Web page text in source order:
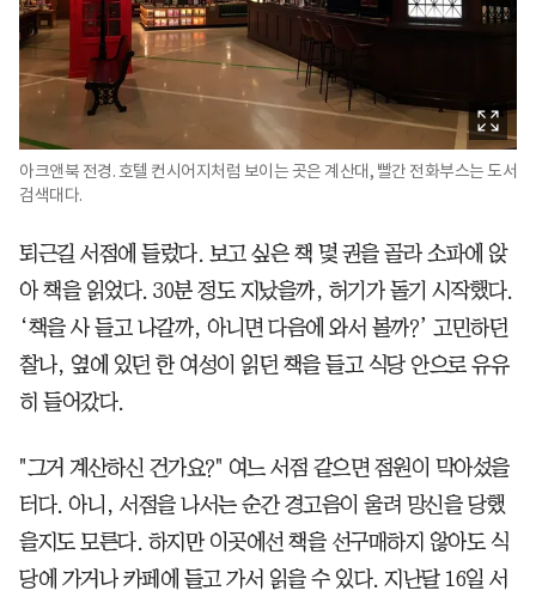
아크앤북 전경. 호텔 컨시어지처럼 보이는 곳은 계산대, 빨간 전화부스는 도서
검색대다.
퇴근길 서점에 들렀다. 보고 싶은 책 몇 권을 골라 소파에 앉
아 책을 읽었다. 30분 정도 지났을까, 허기가 돌기 시작했다.
‘책을 사 들고 나갈까, 아니면 다음에 와서 볼까?’ 고민하던
찰나, 옆에 있던 한 여성이 읽던 책을 들고 식당 안으로 유유
히 들어갔다.
"그거 계산하신 건가요?" 여느 서점 같으면 점원이 막아섰을
터다. 아니, 서점을 나서는 순간 경고음이 울려 망신을 당했
을지도 모른다. 하지만 이곳에선 책을 선구매하지 않아도 식
당에 가거나 카페에 들고 가서 읽을 수 있다. 지난달 16일 서